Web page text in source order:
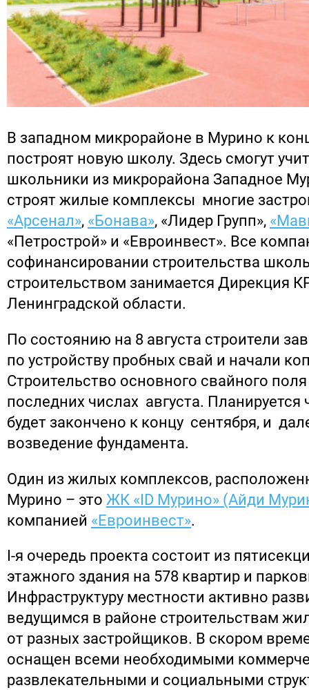
В западном микрорайоне в Мурино к
построят новую школу. Здесь смогут
школьники из микрорайона Западное
строят жилые комплексы многие
«Арсенал», «Бонава», «Лидер Групп»,
«Петрострой» и «Евроинвест». Все
софинансировании строительства
строительством занимается Дирекция
Ленинградской области.
По состоянию на 8 августа строители
по устройству пробных свай и начали
Строительство основного свайного
последних числах августа. Планируется
будет закончено к концу сентября, и
возведение фундамента.
Один из жилых комплексов,
Мурино – это ЖК «ID Мурино» (Айди
компанией «Евроинвест».
I-я очередь проекта состоит из
этажного здания на 578 квартир и
Инфраструктуру местности активно
ведущимся в районе строительствам
от разных застройщиков. В скором
оснащен всеми необходимыми
развлекательными и социальными